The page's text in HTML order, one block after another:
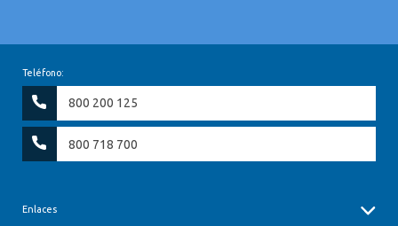
Teléfono:
800 200 125
800 718 700
Enlaces